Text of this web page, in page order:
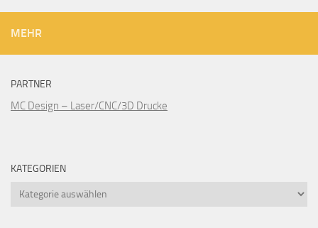
MEHR
PARTNER
MC Design – Laser/CNC/3D Drucke
KATEGORIEN
Kategorien